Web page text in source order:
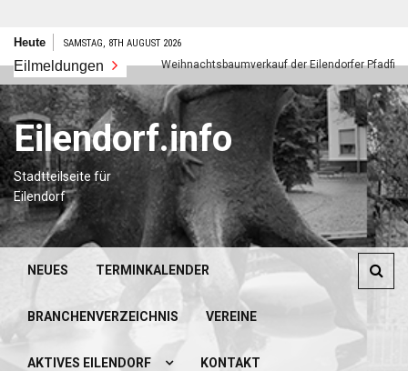
Zum
springen
Heute SAMSTAG, 8TH AUGUST 2026
Eilmeldungen
neues Jahr Weihnachtsbaumverkauf der Eilendorfer Pfadfinder
Eilendorf.info
Stadtteilseite für
Eilendorf
NEUES TERMINKALENDER
BRANCHENVERZEICHNIS VEREINE
AKTIVES EILENDORF KONTAKT